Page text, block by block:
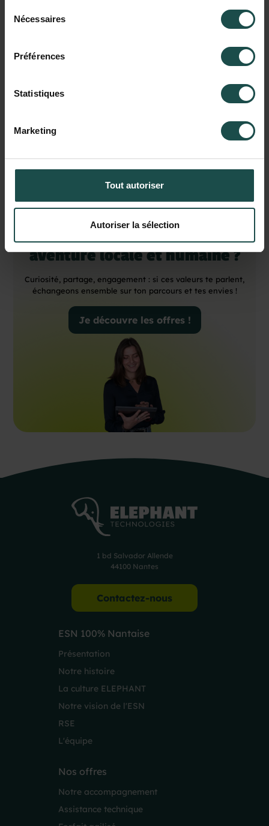
Nécessaires
Préférences
Statistiques
Marketing
Tout autoriser
Autoriser la sélection
,
travailler
variés et
soutenu
évolutions
, ELEPHANT est le
Envie de rejoindre une
aventure locale et humaine ?
Curiosité, partage, engagement : si ces valeurs te parlent,
échangeons ensemble sur ton parcours et tes envies !
Je découvre les offres !
1 bd Salvador Allende
44100 Nantes
Contactez-nous
ESN 100% Nantaise
Présentation
Notre histoire
La culture ELEPHANT
Notre vision de l'ESN
RSE
L'équipe
Nos offres
Notre accompagnement
Assistance technique